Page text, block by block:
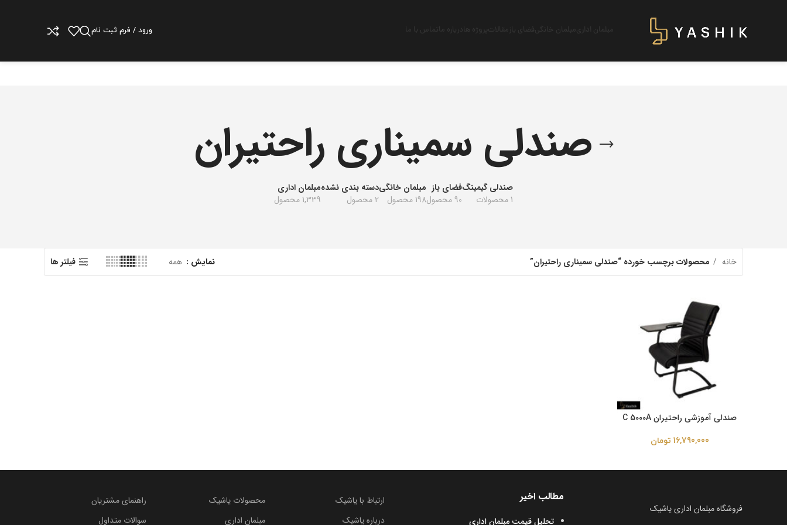
مبلمان اداری مبلمان خانگی فضای باز مقالات پروژه ها ورود / فرم ثبت نام
صندلی سمیناری راحتیران
صندلی گیمینگ
1 محصولات
فضای باز
90 محصول
مبلمان خانگی
198 محصول
دسته بندی نشده
2 محصول
مبلمان اداری
1,339 محصول
خانه محصولات برچسب خورده “صندلی سمیناری راحتیران” نمایش همه فیلتر ها
صندلی آموزشی راحتیران C 5000A
16,790,000 تومان
فروشگاه مبلمان اداری یاشیک
مطالب اخیر
تحلیل قیمت مبلمان اداری
ارتباط با یاشیک
درباره یاشیک
محصولات یاشیک
مبلمان اداری
راهنمای مشتریان
سوالات متداول